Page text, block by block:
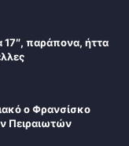
παράπονα, ήττα
ο Φρανσίσκο
Πειραιωτών